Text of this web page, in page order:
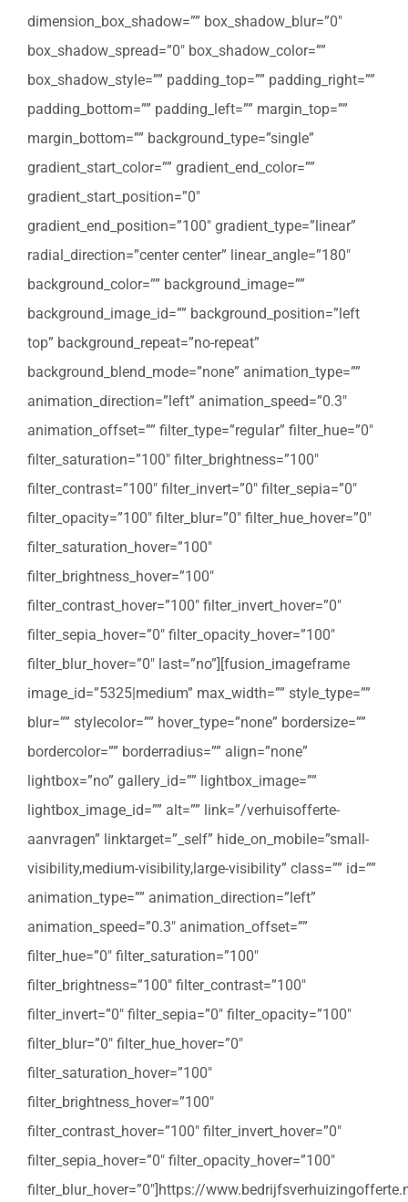
dimension_box_shadow=”” box_shadow_blur=”0″
box_shadow_spread=”0″ box_shadow_color=””
box_shadow_style=”” padding_top=”” padding_right=””
padding_bottom=”” padding_left=”” margin_top=””
margin_bottom=”” background_type=”single”
gradient_start_color=”” gradient_end_color=””
gradient_start_position=”0″
gradient_end_position=”100″ gradient_type=”linear”
radial_direction=”center center” linear_angle=”180″
background_color=”” background_image=””
background_image_id=”” background_position=”left
top” background_repeat=”no-repeat”
background_blend_mode=”none” animation_type=””
animation_direction=”left” animation_speed=”0.3″
animation_offset=”” filter_type=”regular” filter_hue=”0″
filter_saturation=”100″ filter_brightness=”100″
filter_contrast=”100″ filter_invert=”0″ filter_sepia=”0″
filter_opacity=”100″ filter_blur=”0″ filter_hue_hover=”0″
filter_saturation_hover=”100″
filter_brightness_hover=”100″
filter_contrast_hover=”100″ filter_invert_hover=”0″
filter_sepia_hover=”0″ filter_opacity_hover=”100″
filter_blur_hover=”0″ last=”no”][fusion_imageframe
image_id=”5325|medium” max_width=”” style_type=””
blur=”” stylecolor=”” hover_type=”none” bordersize=””
bordercolor=”” borderradius=”” align=”none”
lightbox=”no” gallery_id=”” lightbox_image=””
lightbox_image_id=”” alt=”” link=”/verhuisofferte-
aanvragen” linktarget=”_self” hide_on_mobile=”small-
visibility,medium-visibility,large-visibility” class=”” id=””
animation_type=”” animation_direction=”left”
animation_speed=”0.3″ animation_offset=””
filter_hue=”0″ filter_saturation=”100″
filter_brightness=”100″ filter_contrast=”100″
filter_invert=”0″ filter_sepia=”0″ filter_opacity=”100″
filter_blur=”0″ filter_hue_hover=”0″
filter_saturation_hover=”100″
filter_brightness_hover=”100″
filter_contrast_hover=”100″ filter_invert_hover=”0″
filter_sepia_hover=”0″ filter_opacity_hover=”100″
filter_blur_hover=”0″]https://